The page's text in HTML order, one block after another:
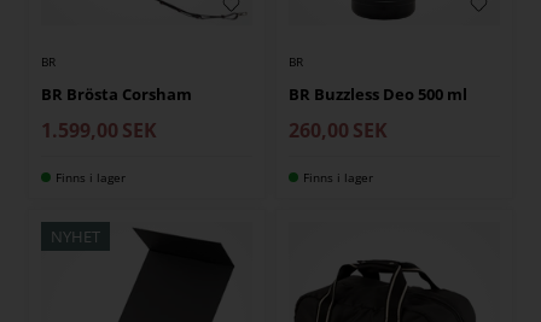
BR
BR Brösta Corsham
1.599,00 SEK
Finns i lager
BR
BR Buzzless Deo 500 ml
260,00 SEK
Finns i lager
NYHET